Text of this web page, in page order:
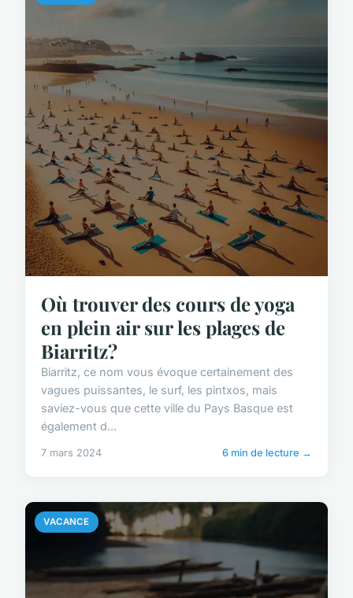
Où trouver des cours de yoga
en plein air sur les plages de
Biarritz?
Biarritz, ce nom vous évoque certainement des
vagues puissantes, le surf, les pintxos, mais
saviez-vous que cette ville du Pays Basque est
également d...
7 mars 2024 6 min de lecture →
VACANCE